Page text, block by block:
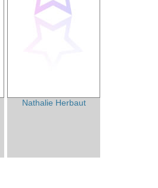
Nathalie Herbaut